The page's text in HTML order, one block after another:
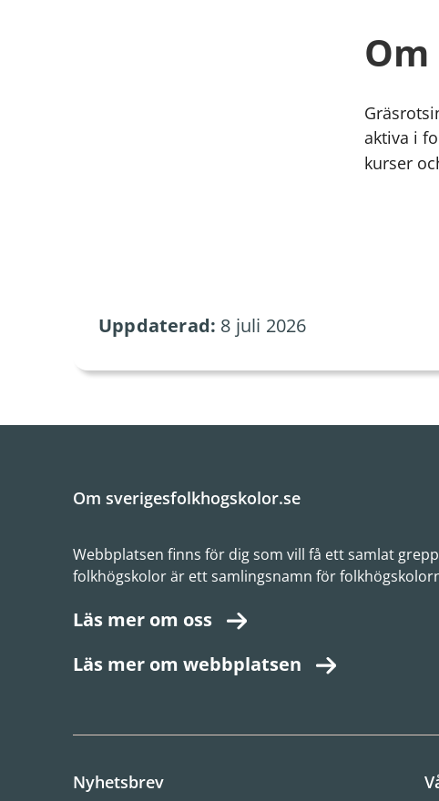
aktiva i
kurser
Uppdaterad: 8 juli 2026
Om sverigesfolkhogskolor.se
Webbplatsen finns för dig som vill få ett samlat
folkhögskolor är ett samlingsnamn för
Läs mer om oss
Läs mer om webbplatsen
Nyhetsbrev